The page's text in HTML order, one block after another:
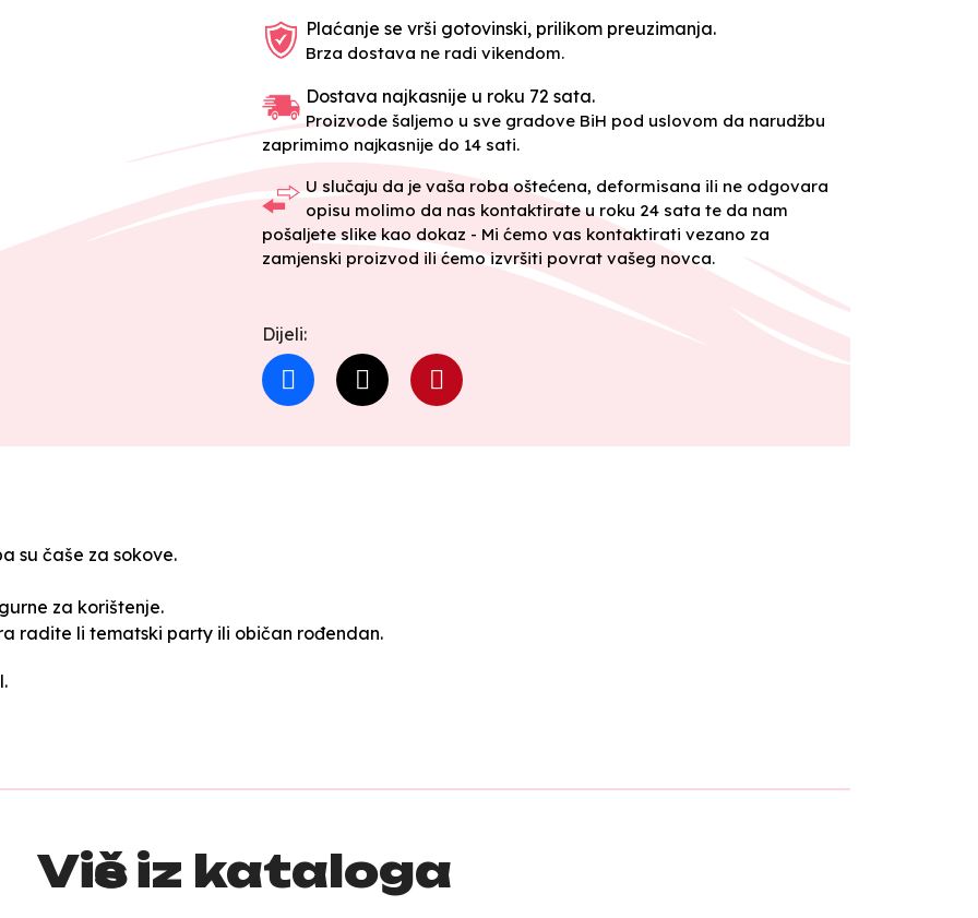
Plaćanje se vrši gotovinski, prilikom preuzimanja.
Brza dostava ne radi vikendom.
Dostava najkasnije u roku 72 sata.
Proizvode šaljemo u sve gradove BiH pod uslovom da narudžbu
zaprimimo najkasnije do 14 sati.
U slučaju da je vaša roba oštećena, deformisana ili ne odgovara
opisu molimo da nas kontaktirate u roku 24 sata te da nam
pošaljete slike kao dokaz - Mi ćemo vas kontaktirati vezano za
zamjenski proizvod ili ćemo izvršiti povrat vašeg novca.
Dijeli:
su čaše za sokove.
za korištenje.
radite li tematski party ili običan rođendan.
Više iz kataloga